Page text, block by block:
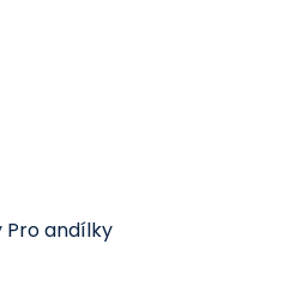
Pro andílky